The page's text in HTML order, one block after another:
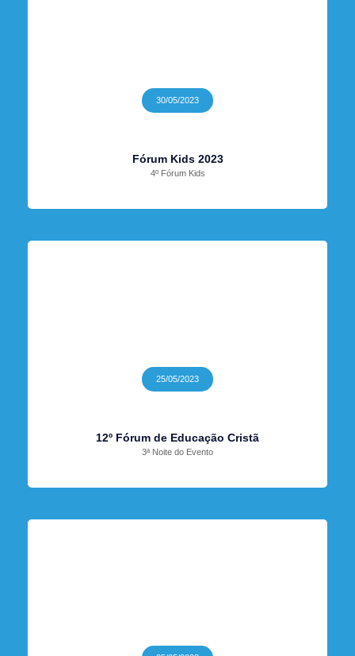
30/05/2023
Fórum Kids 2023
4º Fórum Kids
25/05/2023
12º Fórum de Educação Cristã
3ª Noite do Evento